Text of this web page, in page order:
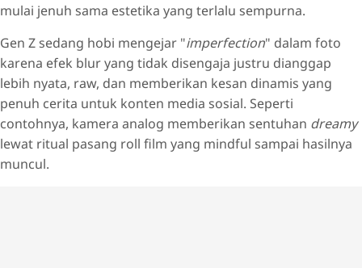
mulai jenuh sama estetika yang terlalu sempurna.
Gen Z sedang hobi mengejar "imperfection" dalam foto
karena efek blur yang tidak disengaja justru dianggap
lebih nyata, raw, dan memberikan kesan dinamis yang
penuh cerita untuk konten media sosial. Seperti
contohnya, kamera analog memberikan sentuhan dreamy
lewat ritual pasang roll film yang mindful sampai hasilnya
muncul.